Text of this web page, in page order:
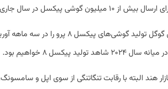
گوشی پیکسل در سال جاری است.
براساس این گزارش گوگل تولید گوشی‌های پیکسل ۸
تولید پیکسل ۸ خواهیم بود.
هند البته با رقابت تنگاتنگی از سوی اپل و